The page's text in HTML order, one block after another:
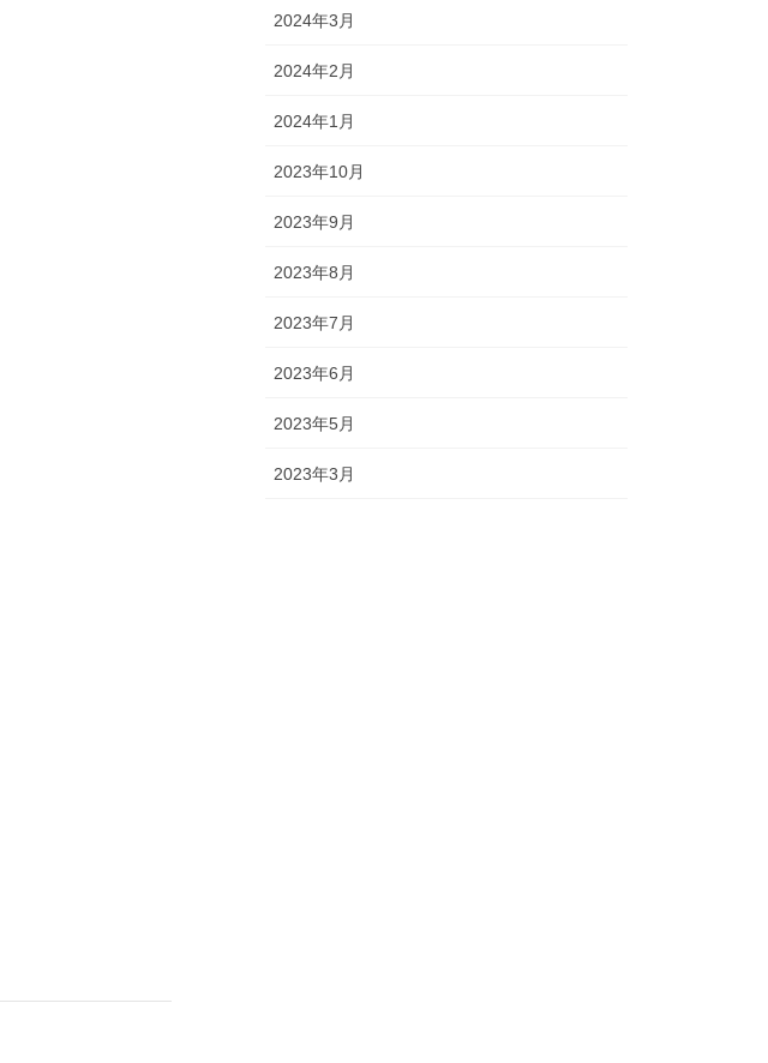
2024年3月
2024年2月
2024年1月
2023年10月
2023年9月
2023年8月
2023年7月
2023年6月
2023年5月
2023年3月